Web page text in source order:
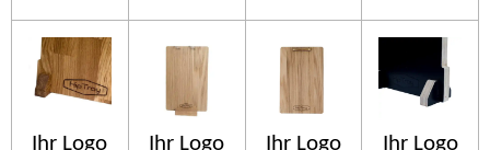
Ihr Logo
Ihr Logo
Ihr Logo
Ihr Logo